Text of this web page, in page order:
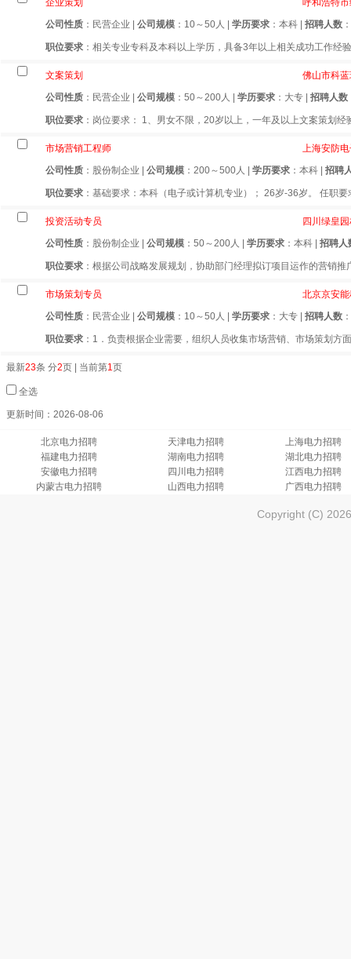
企业策划
呼和浩特
公司性质 ：民营企业 | 公司规模 ：10～50人 | 学历要求 ：本科 | 招聘人数
职位要求 ：相关专业专科及本科以上学历，具备3年以上相关成功工作经
文案策划
佛山市科
公司性质 ：民营企业 | 公司规模 ：50～200人 | 学历要求 ：大专 | 招聘人数
职位要求 ：岗位要求： 1、男女不限，20岁以上，一年及以上文案策划
市场营销工程师
上海安防
公司性质 ：股份制企业 | 公司规模 ：200～500人 | 学历要求 ：本科 | 招聘
职位要求 ：基础要求：本科（电子或计算机专业）； 26岁-36岁。 任职
投资活动专员
四川绿皇
公司性质 ：股份制企业 | 公司规模 ：50～200人 | 学历要求 ：本科 | 招聘人
职位要求 ：根据公司战略发展规划，协助部门经理拟订项目运作的营销
市场策划专员
北京京安
公司性质 ：民营企业 | 公司规模 ：10～50人 | 学历要求 ：大专 | 招聘人数
职位要求 ：1．负责根据企业需要，组织人员收集市场营销、市场策划方
最新23条 分2页 | 当前第1页
全选
更新时间：2026-08-06
北京电力招聘 天津电力招聘
上海电力招聘
福建电力招聘
湖南电力招聘
湖北电力招聘
安徽电力招聘
四川电力招聘
江西电力招聘
内蒙古电力招聘
山西电力招聘 广西电力招聘
Copyright (C)